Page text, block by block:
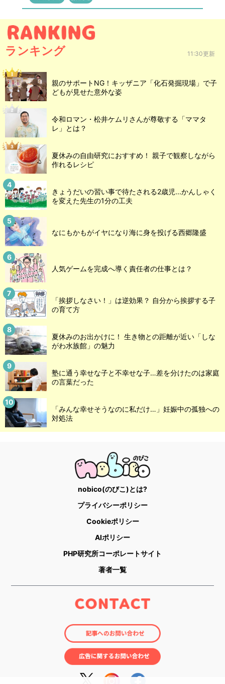
ランキング 11:30更新
親のサポートNG！キッザニア「化石発掘現場」で子
どもが見せた意外な姿
令和ロマン・松井ケムリさんが尊敬する「ママタ
レ」とは？
夏休みの自由研究におすすめ！ 親子で観察しながら
作れるレシピ
きょうだいの習い事で待たされる2歳児...かんしゃく
を変えた先生の1分の工夫
なにもかもがイヤになり海に身を投げる西郷隆盛
人気ゲームを完成へ導く責任者の仕事とは？
「挨拶しなさい！」は逆効果？ 自分から挨拶する子
の育て方
夏休みのお出かけに！ 生き物との距離が近い「しな
がわ水族館」の魅力
塾に通う幸せな子と不幸せな子…差を分けたのは家庭
の言葉だった
「みんな幸せそうなのに私だけ…」妊娠中の孤独への
対処法
nobico(のびこ)とは?
プライバシーポリシー
Cookieポリシー
AIポリシー
PHP研究所コーポレートサイト
著者一覧